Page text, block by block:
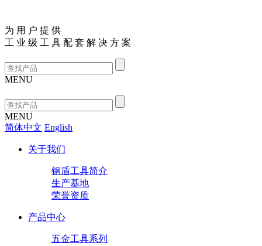
为 用 户 提 供
工 业 级 工 具 配 套 解 决 方 案
MENU
MENU
简体中文 English
关于我们
钢盾工具简介
生产基地
荣誉资质
产品中心
五金工具系列